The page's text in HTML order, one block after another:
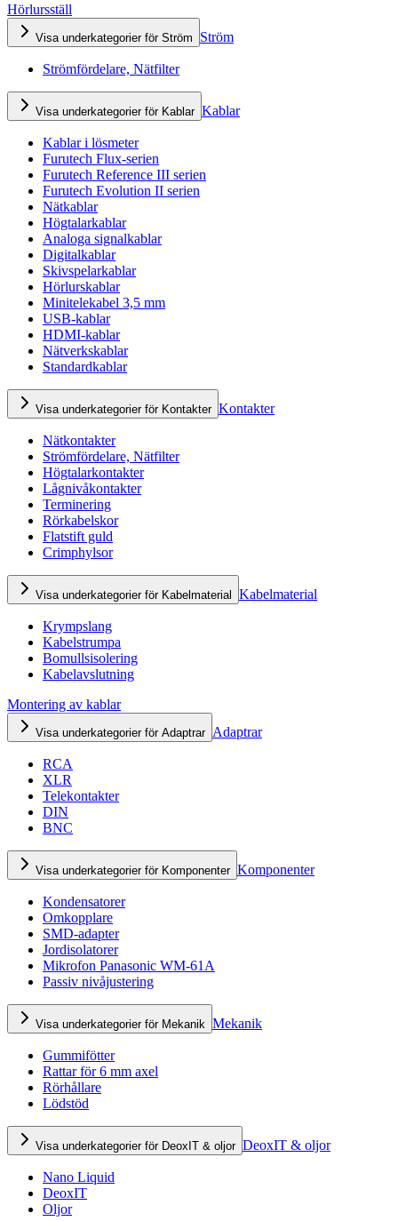
Hörlursställ
Visa underkategorier för Ström Ström
Strömfördelare, Nätfilter
Visa underkategorier för Kablar Kablar
Kablar i lösmeter
Furutech Flux-serien
Furutech Reference III serien
Furutech Evolution II serien
Nätkablar
Högtalarkablar
Analoga signalkablar
Digitalkablar
Skivspelarkablar
Hörlurskablar
Minitelekabel 3,5 mm
USB-kablar
HDMI-kablar
Nätverkskablar
Standardkablar
Visa underkategorier för Kontakter Kontakter
Nätkontakter
Strömfördelare, Nätfilter
Högtalarkontakter
Lågnivåkontakter
Terminering
Rörkabelskor
Flatstift guld
Crimphylsor
Visa underkategorier för Kabelmaterial Kabelmaterial
Krympslang
Kabelstrumpa
Bomullsisolering
Kabelavslutning
Montering av kablar
Visa underkategorier för Adaptrar Adaptrar
RCA
XLR
Telekontakter
DIN
BNC
Visa underkategorier för Komponenter Komponenter
Kondensatorer
Omkopplare
SMD-adapter
Jordisolatorer
Mikrofon Panasonic WM-61A
Passiv nivåjustering
Visa underkategorier för Mekanik Mekanik
Gummifötter
Rattar för 6 mm axel
Rörhållare
Lödstöd
Visa underkategorier för DeoxIT & oljor DeoxIT & oljor
Nano Liquid
DeoxIT
Oljor